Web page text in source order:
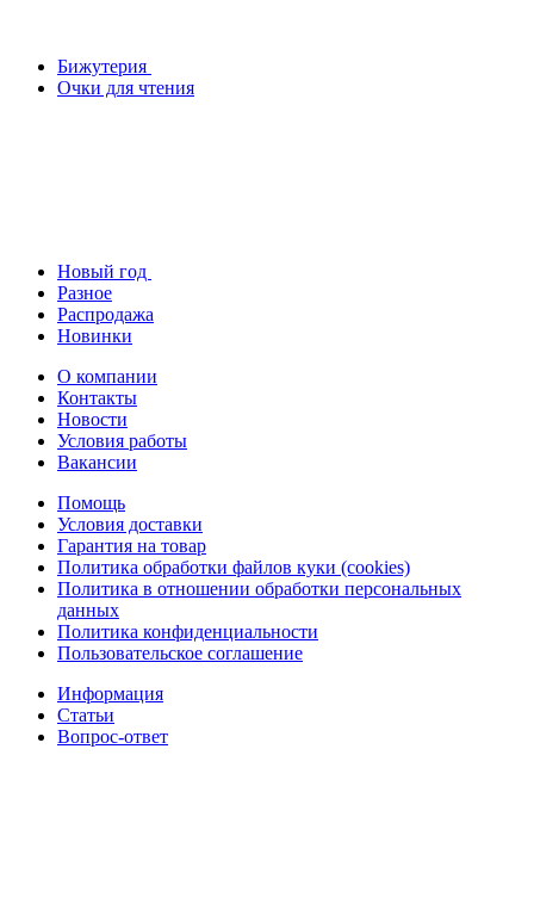
Бижутерия
Очки для чтения
Новый год
Разное
Распродажа
Новинки
О компании
Контакты
Новости
Условия работы
Вакансии
Помощь
Условия доставки
Гарантия на товар
Политика обработки файлов куки (cookies)
Политика в отношении обработки персональных
данных
Политика конфиденциальности
Пользовательское соглашение
Информация
Статьи
Вопрос-ответ